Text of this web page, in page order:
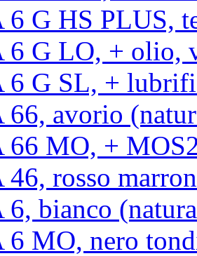
6 G HS PLUS,
6 G LO, + olio,
6 G SL, +
66, avorio
66 MO, +
46, rosso
6, bianco
6 MO, nero